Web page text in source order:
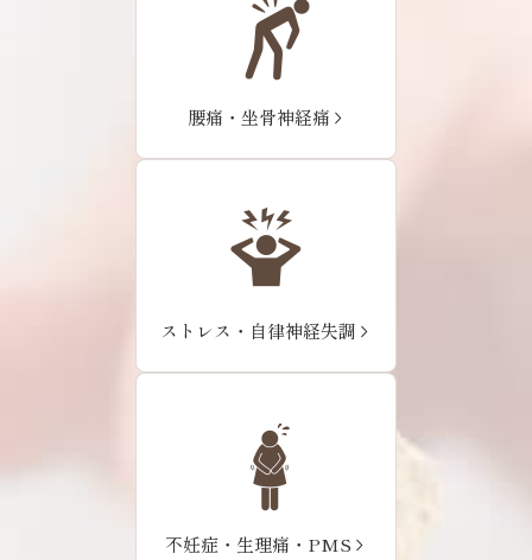
腰痛・坐骨神経痛
ストレス・自律神経失調
不妊症・生理痛・PMS